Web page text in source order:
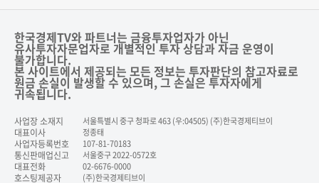
한국경제TV와 파트너는 금융투자업자가 아닌
유사투자자문업자로 개별적인 투자 상담과 자금 운영이
불가합니다.
본 사이트에서 제공되는 모든 정보는 투자판단의 참고자료로
원금 손실이 발생할 수 있으며, 그 손실은 투자자에게
귀속됩니다.
사업장 소재지 서울특별시 중구 청파로 463 (우:04505) (주)한국경제티브이
대표이사 정종태
사업자등록번호 107-81-70183
통신판매업신고 서울중구 2022-0572호
대표전화 02-6676-0000
호스팅제공자 (주)한국경제티브이